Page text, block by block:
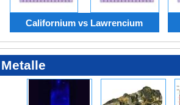
Californium vs Lawrencium